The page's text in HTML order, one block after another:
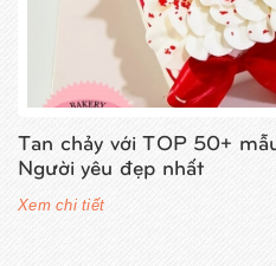
Tan chảy với TOP 50+
Người yêu đẹp nhất
Xem chi tiết